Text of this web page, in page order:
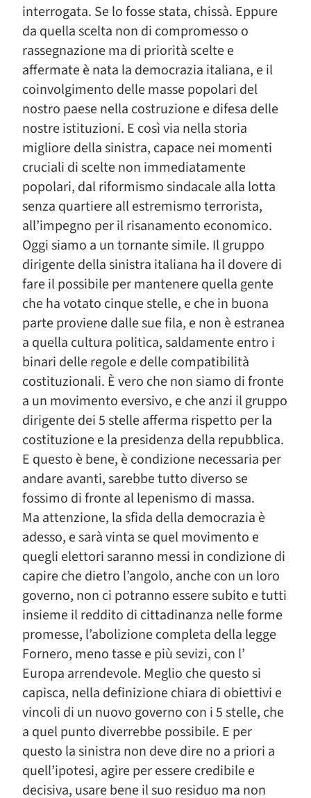
interrogata. Se lo fosse stata, chissà. Eppure
da quella scelta non di compromesso o
rassegnazione ma di priorità scelte e
affermate è nata la democrazia italiana, e il
coinvolgimento delle masse popolari del
nostro paese nella costruzione e difesa delle
nostre istituzioni. E così via nella storia
migliore della sinistra, capace nei momenti
cruciali di scelte non immediatamente
popolari, dal riformismo sindacale alla lotta
senza quartiere all estremismo terrorista,
all’impegno per il risanamento economico.
Oggi siamo a un tornante simile. Il gruppo
dirigente della sinistra italiana ha il dovere di
fare il possibile per mantenere quella gente
che ha votato cinque stelle, e che in buona
parte proviene dalle sue fila, e non è estranea
a quella cultura politica, saldamente entro i
binari delle regole e delle compatibilità
costituzionali. È vero che non siamo di fronte
a un movimento eversivo, e che anzi il gruppo
dirigente dei 5 stelle afferma rispetto per la
costituzione e la presidenza della repubblica.
E questo è bene, è condizione necessaria per
andare avanti, sarebbe tutto diverso se
fossimo di fronte al lepenismo di massa.
Ma attenzione, la sfida della democrazia è
adesso, e sarà vinta se quel movimento e
quegli elettori saranno messi in condizione di
capire che dietro l’angolo, anche con un loro
governo, non ci potranno essere subito e tutti
insieme il reddito di cittadinanza nelle forme
promesse, l’abolizione completa della legge
Fornero, meno tasse e più sevizi, con l’
Europa arrendevole. Meglio che questo si
capisca, nella definizione chiara di obiettivi e
vincoli di un nuovo governo con i 5 stelle, che
a quel punto diverrebbe possibile. E per
questo la sinistra non deve dire no a priori a
quell’ipotesi, agire per essere credibile e
decisiva, usare bene il suo residuo ma non